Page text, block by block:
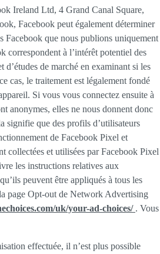
Ireland Ltd, 4 Grand Canal Square,
Facebook peut également déterminer
Facebook que nous publions uniquement
correspondent à l’intérêt potentiel des
de marché en examinant si les
cas, le traitement est légalement fondé
Si vous vous connectez ensuite à
anonymes, elles ne nous donnent donc
signifie que des profils d’utilisateurs
de Facebook Pixel et
collectées et utilisées par Facebook Pixel
les instructions relatives aux
peuvent être appliqués à tous les
page Opt-out de Network Advertising
uk/your-ad-choices/ . Vous
effectuée, il n’est plus possible